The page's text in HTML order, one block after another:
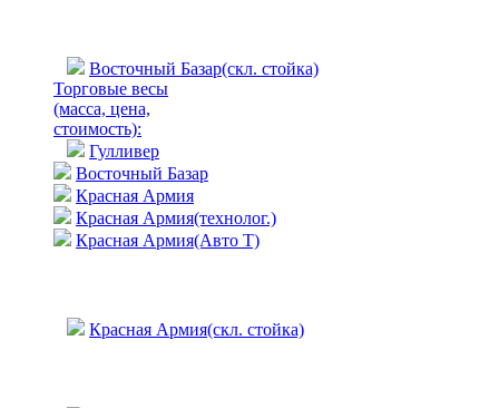
Восточный Базар(скл. стойка)
Торговые весы
(масса, цена,
стоимость):
Гулливер
Восточный Базар
Красная Армия
Красная Армия(технолог.)
Красная Армия(Авто Т)
Красная Армия(скл. стойка)